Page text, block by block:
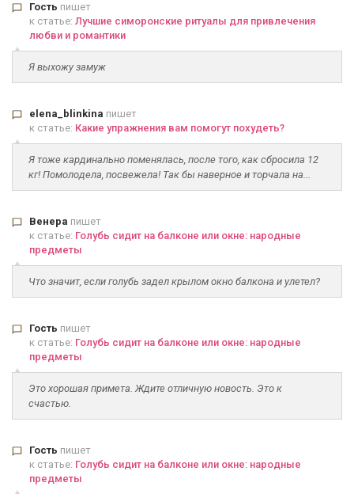
Гость пишет
к статье: Лучшие симоронские ритуалы для привлечения
любви и романтики
Я выхожу замуж
elena_blinkina пишет
к статье: Какие упражнения вам помогут похудеть?
Я тоже кардинально поменялась, после того, как сбросила 12
кг! Помолодела, посвежела! Так бы наверное и торчала на...
Венера пишет
к статье: Голубь сидит на балконе или окне: народные
предметы
Что значит, если голубь задел крылом окно балкона и улетел?
Гость пишет
к статье: Голубь сидит на балконе или окне: народные
предметы
Это хорошая примета. Ждите отличную новость. Это к
счастью.
Гость пишет
к статье: Голубь сидит на балконе или окне: народные
предметы